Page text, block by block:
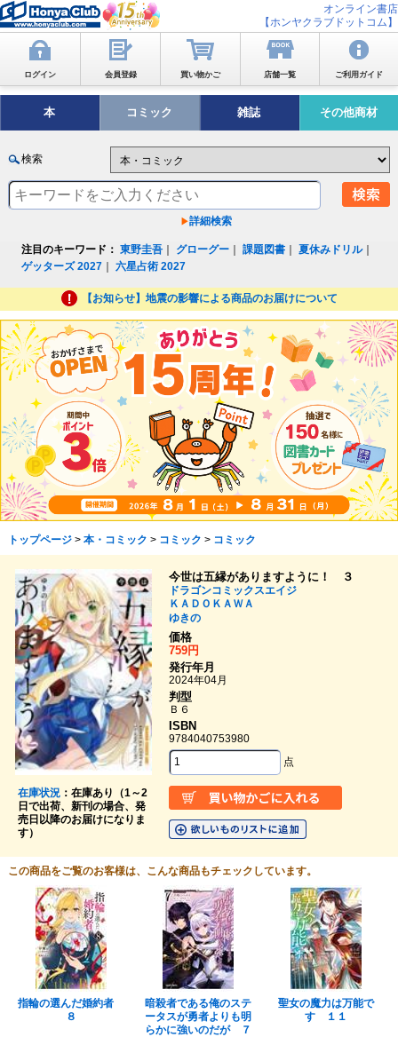
オンライン書店
【ホンヤクラブドットコム】
ログイン 会員登録 買い物かご 店舗一覧 ご利用ガイド
本 コミック 雑誌 その他商材
検索
詳細検索
注目のキーワード： 東野圭吾 グローグー ｜課題図書 ｜夏休みドリル｜
ゲッターズ 2027 ｜六星占術 2027
【お知らせ】地震の影響による商品のお届けについて
トップページ> 本・コミック > コミック > コミック
在庫状況：在庫あり（1～2
日で出荷、新刊の場合、発
売日以降のお届けになりま
す）
今世は五縁がありますように！ ３
ドラゴンコミックスエイジ
ＫＡＤＯＫＡＷＡ
ゆきの
価格
759円
発行年月
2024年04月
判型
Ｂ６
ISBN
9784040753980
点
この商品をご覧のお客様は、こんな商品もチェックしています。
指輪の選んだ婚約者
８
暗殺者である俺のステ
ータスが勇者よりも明
らかに強いのだが ７
聖女の魔力は万能で
す １１